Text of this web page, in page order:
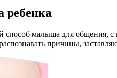
способ малыша для общения,
причины,